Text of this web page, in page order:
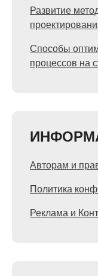
Развитие
Способы
процессов на
Авторам и
Политика
Реклама и